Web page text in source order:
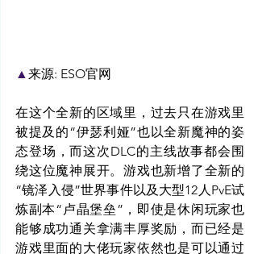
▲来源: ESO官网
在这个全新的区域里，过去只在游戏里
被提及的“伊瑟利娅”也以全新魔神的姿
态登场，而这次DLC的主线故事都会围
绕这位魔神展开。游戏也新增了全新的
“镜泽入侵”世界事件以及大型12人PvE试
炼副本“卢晶堡垒”，即使是休闲玩家也
能够成功通关拿满丰厚奖励，而已经是
游戏里面的大佬玩家依然也是可以通过